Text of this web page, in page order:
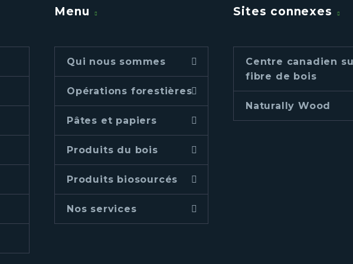
Menu
Qui nous sommes
Opérations forestières
Pâtes et papiers
Produits du bois
Produits biosourcés
Nos services
Sites connexes
Centre canadien
fibre de bois
Naturally Wood